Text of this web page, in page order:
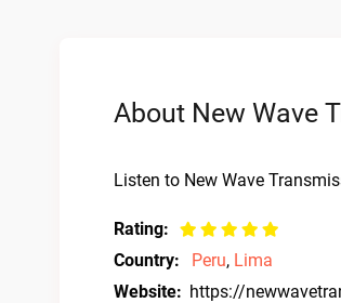
About New Wave
Listen to New Wave
Rating:
Country:
Peru, Lima
Website: https://